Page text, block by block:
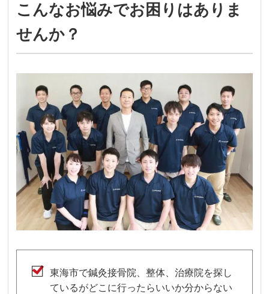
こんなお悩みでお困りはありま
せんか？
東海市で鍼灸接骨院、整体、治療院を探し
ているがどこに行ったらいいか分からない